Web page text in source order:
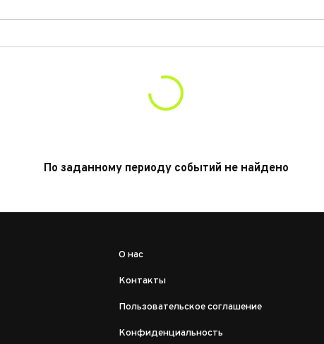
По заданному периоду событий не найдено
О нас
Контакты
Пользовательское соглашение
Конфиденциальность